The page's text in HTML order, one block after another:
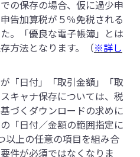
の保存の場合、仮に過少申
告加算税が５％免税される
。「優良な電子帳簿」とは
方法となります。（※詳し
「日付」「取引金額」「取
キャナ保存については、税
づくダウンロードの求めに
「日付／金額の範囲指定に
以上の任意の項目を組み合
件が必須ではなくなりま